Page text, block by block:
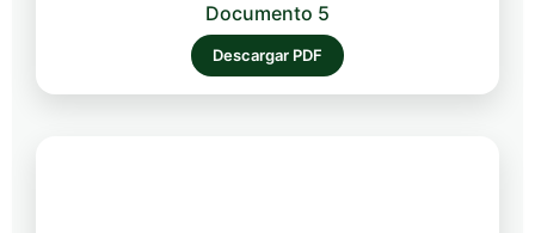
Documento 5
Descargar PDF